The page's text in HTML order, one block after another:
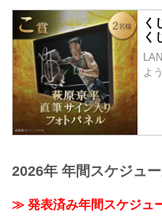
打
キ
萩
打
静さ
見
た
売
お
の
非
く
く
よ
2026年 年間スケジュ
≫ 発表済み年間スケジュ